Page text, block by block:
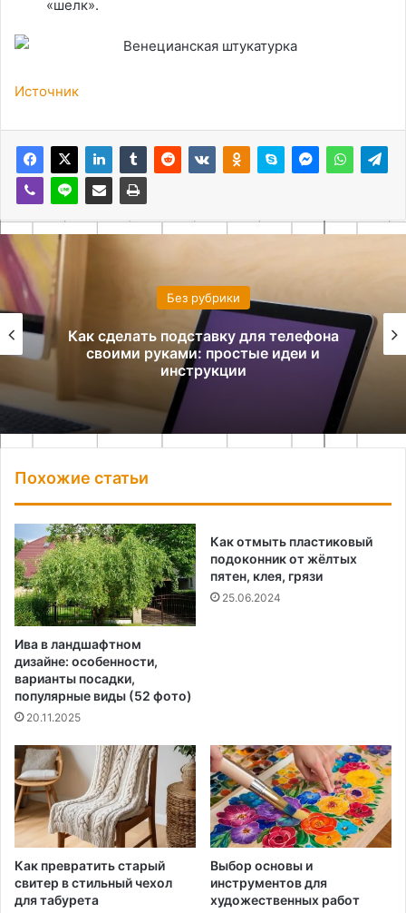
«шелк».
Источник
Без рубрики
Как сделать подставку для телефона
своими руками: простые идеи и
инструкции
Похожие статьи
Ива в ландшафтном
дизайне: особенности,
варианты посадки,
популярные виды (52 фото)
20.11.2025
Как отмыть пластиковый
подоконник от жёлтых
пятен, клея, грязи
25.06.2024
Как превратить старый
свитер в стильный чехол
для табурета
Выбор основы и
инструментов для
художественных работ